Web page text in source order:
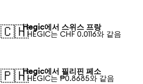
🇨🇭Hegic에서 스위스 프랑
1 HEGIC는 CHF 0.0116와 같음
🇵🇭Hegic에서 필리핀 페소
1 HEGIC는 ₱0.8685와 같음